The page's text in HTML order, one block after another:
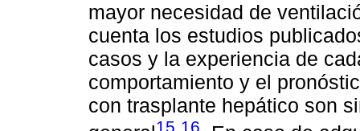
mayor necesidad de
cuenta los estudios
casos y la experiencia de
comportamiento y el
con trasplante hepático son
15 16